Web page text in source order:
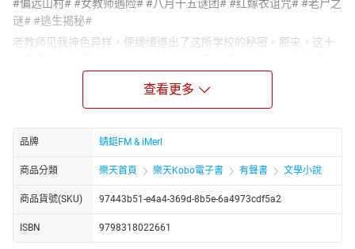
#偏远山村# #女教师遇险# #八月十五谜团# #红嫁衣诅咒# #老尸之
谜# #逃生揭秘#
老教师见我神色异样，便缓缓道出了这所学校的秘密。原来，这十
夜离奇死亡，凶手至今逍遥法外。我一听，顿时感到一股寒气直冒
心头，因为我就是这第三个女老师。
力量强迫穿上了一袭鲜艳的红嫁衣，手里紧握着一只白灯笼，被指
引着给宿舍后面窗边的那些野花磕头。那一刻，我仿佛听到了低沉
的呜咽声，来自那些野花之中，又似来自更深的黑暗。
磕完头后，我并未能逃脱这诡异的仪式。花藤蔓如同有生命一般，
紧紧缠绕住我的身体，将我束缚得动弹不得。那一刻，我意识到，
自己竟然被迫嫁给了山村中的老尸！恐惧与绝望交织在我心中，我
该如何挣脱这恐怖的命运，揭开背后的真相，成为我生存下去的唯
查看更多
品牌 蜻蜓FM & iMerl
商品分類 樂天首頁 樂天Kobo電子書 有聲書 文學小說
商品貨號(SKU) 97443b51-e4a4-369d-8b5e-6a4973cdf5a2
ISBN 9798318022661